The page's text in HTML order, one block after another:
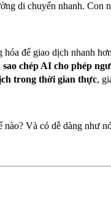
di chuyển nhanh. Con
để giao dịch nhanh
sao chép AI cho phép
trong thời gian thực,
Và có dễ dàng như